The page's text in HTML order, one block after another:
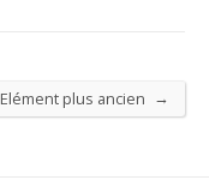
Elément plus ancien →